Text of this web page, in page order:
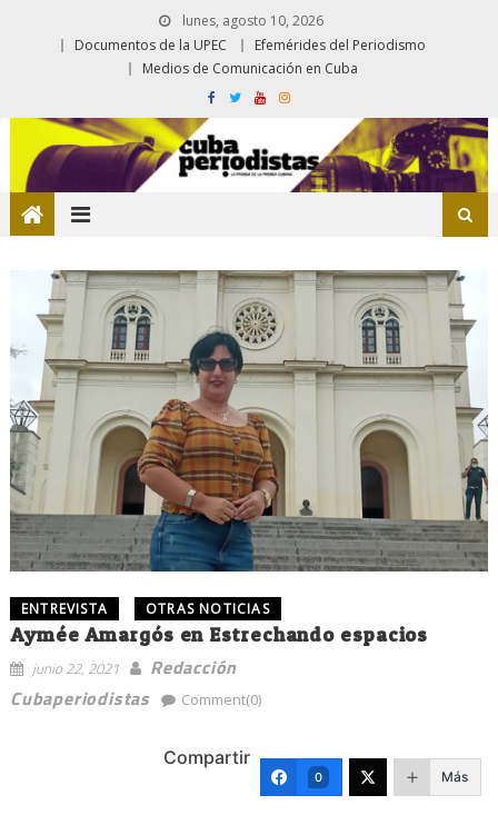
lunes, agosto 10, 2026
Documentos de la UPEC
Efemérides del Periodismo
Medios de Comunicación en Cuba
ENTREVISTA OTRAS NOTICIAS
Aymée Amargós en Estrechando espacios
junio 22, 2021
Redacción
Cubaperiodistas
Comment(0)
Compartir
0 Más